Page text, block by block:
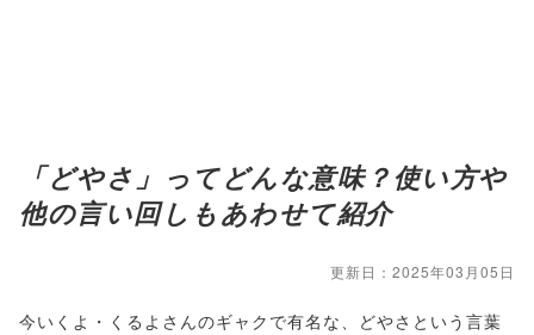
「どやさ」ってどんな意味？使い方や
他の言い回しもあわせて紹介
更新日：2025年03月05日
今いくよ・くるよさんのギャクで有名な、どやさという言葉